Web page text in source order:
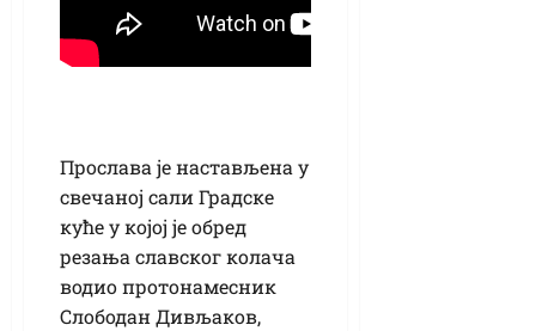
Прослава је настављена у
свечаној сали Градске
куће у којој је обред
резања славског колача
водио протонамесник
Слободан Дивљаков,